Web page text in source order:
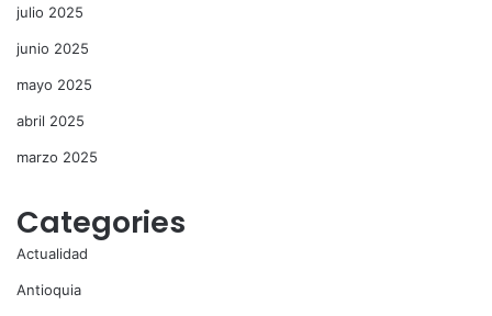
julio 2025
junio 2025
mayo 2025
abril 2025
marzo 2025
Categories
Actualidad
Antioquia